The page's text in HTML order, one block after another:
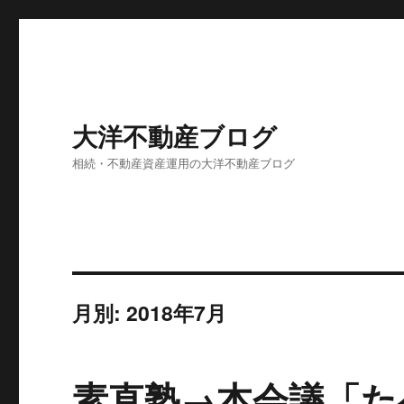
大洋不動産ブログ
相続・不動産資産運用の大洋不動産ブログ
月別: 2018年7月